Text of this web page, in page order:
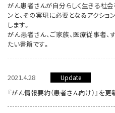
がん患者さんが自分らしく生きる社会
ンと、その実現に必要となるアクシ
します。
がん患者さん、ご家族、医療従事者、
たい書籍です。
2021.4.28 Update
『がん情報要約（患者さん向け）』を更